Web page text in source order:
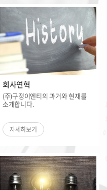
회사연혁
(주)구정이엔티의 과거와 현재를
소개합니다.
자세히보기